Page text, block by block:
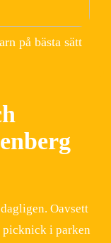
på bästa sätt
Oavsett
picknick i parken